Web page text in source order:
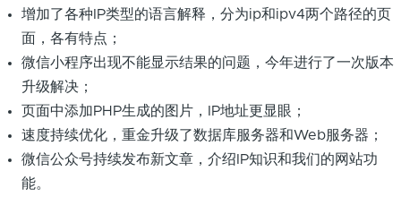
增加了各种IP类型的语言解释，分为ip和ipv4两个路径的页
面，各有特点；
微信小程序出现不能显示结果的问题，今年进行了一次版本
升级解决；
页面中添加PHP生成的图片，IP地址更显眼；
速度持续优化，重金升级了数据库服务器和Web服务器；
微信公众号持续发布新文章，介绍IP知识和我们的网站功
能。